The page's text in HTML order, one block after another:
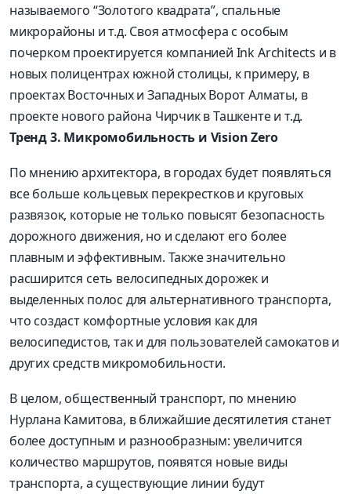
называемого “Золотого квадрата”, спальные
микрорайоны и т.д. Своя атмосфера с особым
почерком проектируется компанией Ink Architects и в
новых полицентрах южной столицы, к примеру, в
проектах Восточных и Западных Ворот Алматы, в
проекте нового района Чирчик в Ташкенте и т.д.
Тренд 3. Микромобильность и Vision Zero
По мнению архитектора, в городах будет появляться
все больше кольцевых перекрестков и круговых
развязок, которые не только повысят безопасность
дорожного движения, но и сделают его более
плавным и эффективным. Также значительно
расширится сеть велосипедных дорожек и
выделенных полос для альтернативного транспорта,
что создаст комфортные условия как для
велосипедистов, так и для пользователей самокатов и
других средств микромобильности.
В целом, общественный транспорт, по мнению
Нурлана Камитова, в ближайшие десятилетия станет
более доступным и разнообразным: увеличится
количество маршрутов, появятся новые виды
транспорта, а существующие линии будут